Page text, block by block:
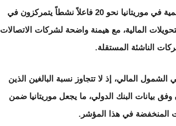
وتحليل سوقي، تضم المنظومة المالية الرقمية في موريتانيا نحو 20 فاعلاً نشطاً يتمركزون في
المالية، مع هيمنة واضحة لشركات الاتصالات
الناشئة المستقلة.
المالي، إذ لا تتجاوز نسبة البالغين الذين
بيانات البنك الدولي، ما يجعل موريتانيا ضمن
المنخفضة في هذا المؤشر.